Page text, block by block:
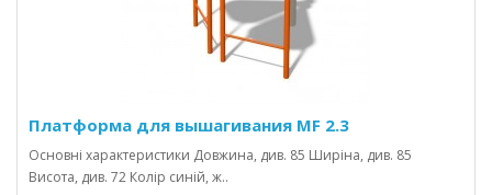
Платформа для вышагивания MF 2.3
Основні характеристики Довжина, див. 85 Ширіна, див. 85
Висота, див. 72 Колір синій, ж..